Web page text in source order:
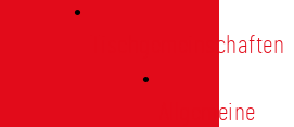
Tischgemeinschaften
Allgemeine